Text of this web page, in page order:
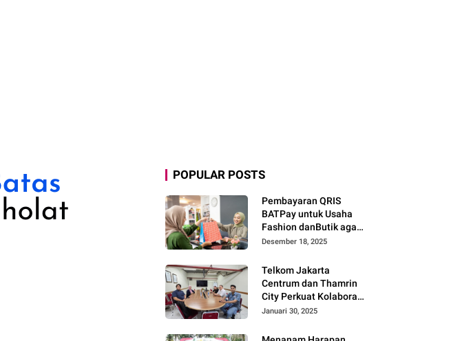
POPULAR POSTS
Pembayaran QRIS
BATPay untuk Usaha
Fashion danButik agar
Transaksi Lebih Cepat
Desember 18, 2025
Telkom Jakarta
Centrum dan Thamrin
City Perkuat Kolaborasi
Kawasan Bisnis dan
Januari 30, 2025